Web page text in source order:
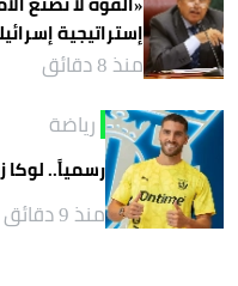
إستراتيجية
منذ 8 دقائق
رياضة
رسمياً.. لوكا
منذ 9 دقائق